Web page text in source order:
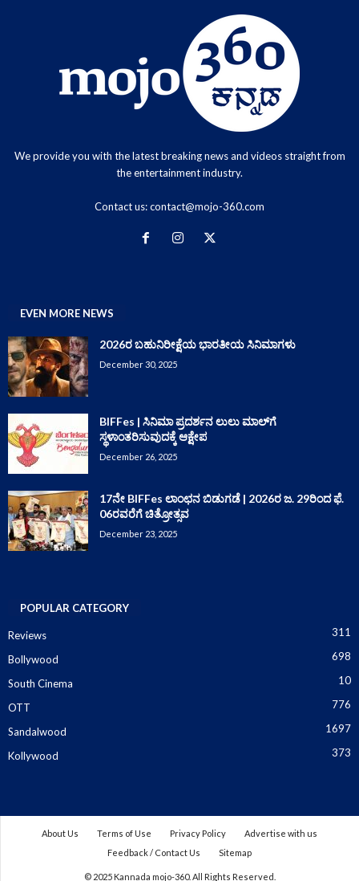
We provide you with the latest breaking news and videos straight from
the entertainment industry.
Contact us:contact@mojo-360.com
EVEN MORE NEWS
2026ರ ಬಹುನಿರೀಕ್ಷೆಯ ಭಾರತೀಯ ಸಿನಿಮಾಗಳು
December 30, 2025
BIFFes | ಸಿನಿಮಾ ಪ್ರದರ್ಶನ ಲುಲು ಮಾಲ್‌ಗೆ
ಸ್ಥಳಾಂತರಿಸುವುದಕ್ಕೆ ಆಕ್ಷೇಪ
December 26, 2025
17ನೇ BIFFes ಲಾಂಛನ ಬಿಡುಗಡೆ | 2026ರ ಜ. 29ರಿಂದ ಫೆ.
06ರವರೆಗೆ ಚಿತ್ರೋತ್ಸವ
December 23, 2025
POPULAR CATEGORY
Reviews 311
Bollywood 698
South Cinema 10
OTT 776
Sandalwood 1697
Kollywood 373
About Us Terms of Use Privacy Policy
Advertise with us
Feedback / Contact Us
Sitemap
© 2025 Kannada mojo-360. All Rights Reserved.